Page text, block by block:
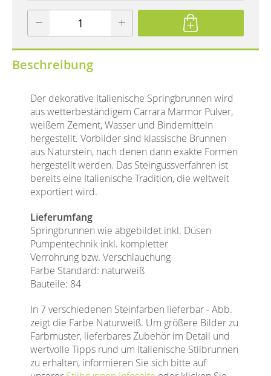
Beschreibung
Der dekorative Italienische Springbrunnen wird
aus wetterbeständigem Carrara Marmor Pulver,
weißem Zement, Wasser und Bindemitteln
hergestellt. Vorbilder sind klassische Brunnen
aus Naturstein, nach denen dann exakte Formen
hergestellt werden. Das Steingussverfahren ist
bereits eine Italienische Tradition, die weltweit
exportiert wird.
Lieferumfang
Springbrunnen wie abgebildet inkl. Düsen
Pumpentechnik inkl. kompletter
Verrohrung bzw. Verschlauchung
Farbe Standard: naturweiß
Bauteile: 84
In 7 verschiedenen Steinfarben lieferbar - Abb.
zeigt die Farbe Naturweiß. Um größere Bilder zu
Farbmuster, lieferbares Zubehör im Detail und
wertvolle Tipps rund um Italienische Stilbrunnen
zu erhalten, informieren Sie sich bitte auf